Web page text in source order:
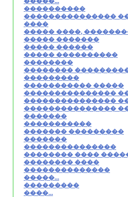
����������
���������������
����
����� ����,
����� �������
����� ������
����� ����������
��������
��������
���������
����������� �����
���������������
���������������
���������������
�������
�����������
������� ���������
�������
���������������
�������� ����
�������� ����
��������������
�����...
���������
����...